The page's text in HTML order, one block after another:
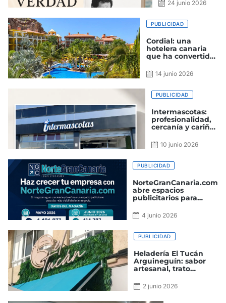
este verano
24 junio 2026
PUBLICIDAD
Cordial: una
hotelera canaria
que ha convertido
identidad
14 junio 2026
PUBLICIDAD
Intermascotas:
profesionalidad,
cercanía y cariño
mascotas
10 junio 2026
PUBLICIDAD
NorteGranCanaria.com
abre espacios
publicitarios para
crecimiento del
magazín digital
4 junio 2026
PUBLICIDAD
Heladería El Tucán
Arguineguín: sabor
artesanal, trato
donde todos son
bienvenidos
2 junio 2026